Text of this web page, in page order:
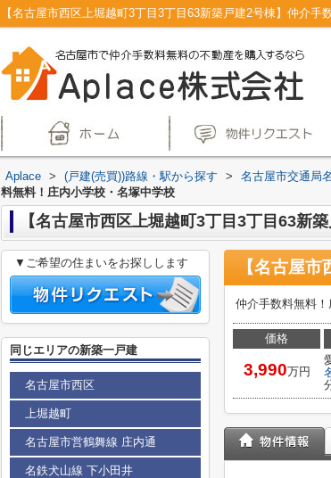
Aplace > (戸建(売買))路線・駅から探す > 名古屋市交通局
料無料！庄内小学校・名塚中学校
【名古屋市西区上堀越町3丁目3丁目63新
仲介手数料無料
価格
3,990万円
▼ご希望の住まいをお探しします
同じエリアの新築一戸建
名古屋市西区
上堀越町
名古屋市営鶴舞線 庄内通
名鉄犬山線 下小田井